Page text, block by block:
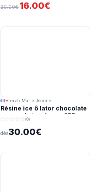
20.00€ 16.00€
Breizh Marie Jeanne
Résine ice ô lator chocolate
covered strawberry CBD
(0)
dès30.00€